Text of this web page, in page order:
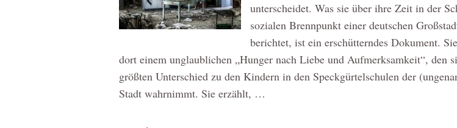
unterscheidet. Was sie über ihre Zeit in der
sozialen Brennpunkt einer deutschen
berichtet, ist ein erschütterndes Dokument.
dort einem unglaublichen „Hunger nach Liebe und Aufmerksamkeit“, den
größten Unterschied zu den Kindern in den Speckgürtelschulen der
Stadt wahrnimmt. Sie erzählt, …